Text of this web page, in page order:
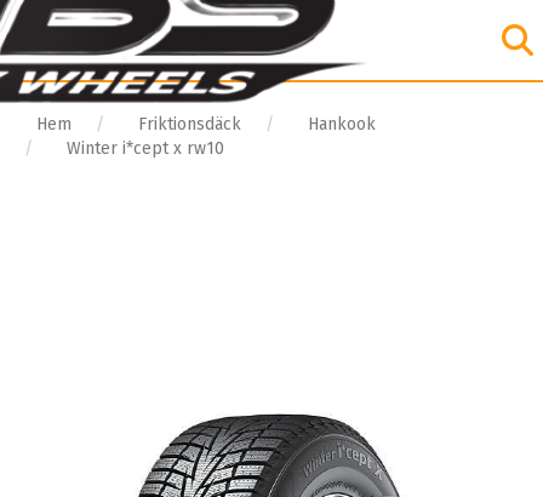
Hem Friktionsdäck
Hankook
Winter i*cept x rw10